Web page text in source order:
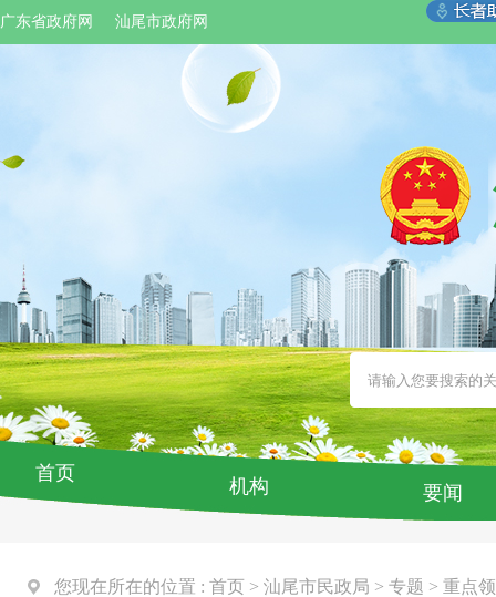
广东省政府网 汕尾市政府网
首页
机构 要闻
您现在所在的位置 : 首页 > 汕尾市民政局 > 专题 > 重点